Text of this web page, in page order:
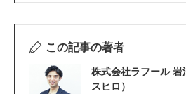
この記事の著者
株式会社ラフール
スヒロ）